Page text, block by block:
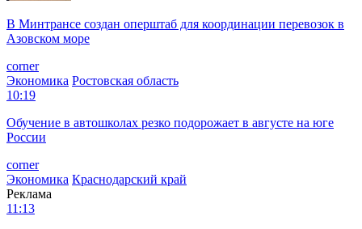
В Минтрансе создан оперштаб для координации перевозок в
Азовском море
corner
Экономика Ростовская область
10:19
Обучение в автошколах резко подорожает в августе на юге
России
corner
Экономика Краснодарский край
Реклама
11:13